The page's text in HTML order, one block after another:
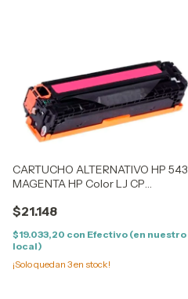
CARTUCHO ALTERNATIVO HP 543
MAGENTA HP Color LJ CP
1513/14/1515/16/17/18/19 - CM
1411/12/13/15/16/17/
$21.148
$19.033,20 con Efectivo (en nuestro
local)
¡Solo quedan 3en stock!